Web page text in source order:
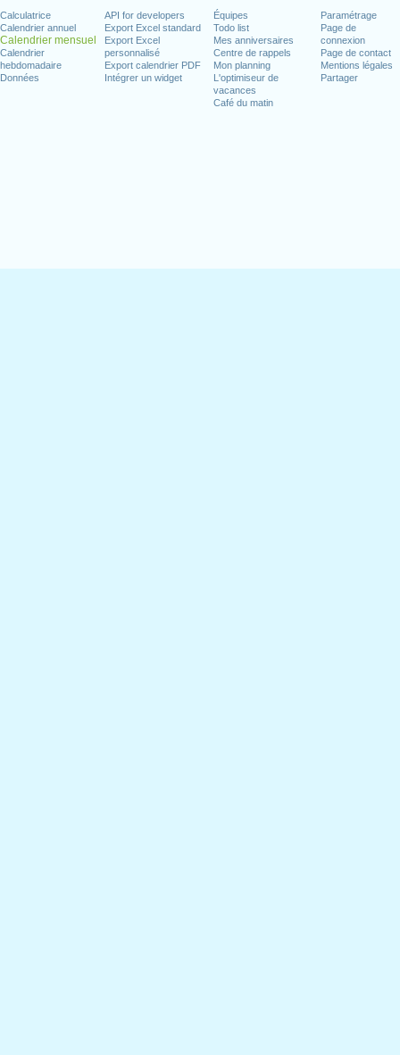
Calculatrice
Calendrier annuel
Calendrier mensuel
Calendrier
hebdomadaire
Données
API for developers
Export Excel standard
Export Excel
personnalisé
Export calendrier PDF
Intégrer un widget
Équipes
Todo list
Mes anniversaires
Centre de rappels
Mon planning
L'optimiseur de
vacances
Café du matin
Paramétrage
Page de
connexion
Page de contact
Mentions légales
Partager